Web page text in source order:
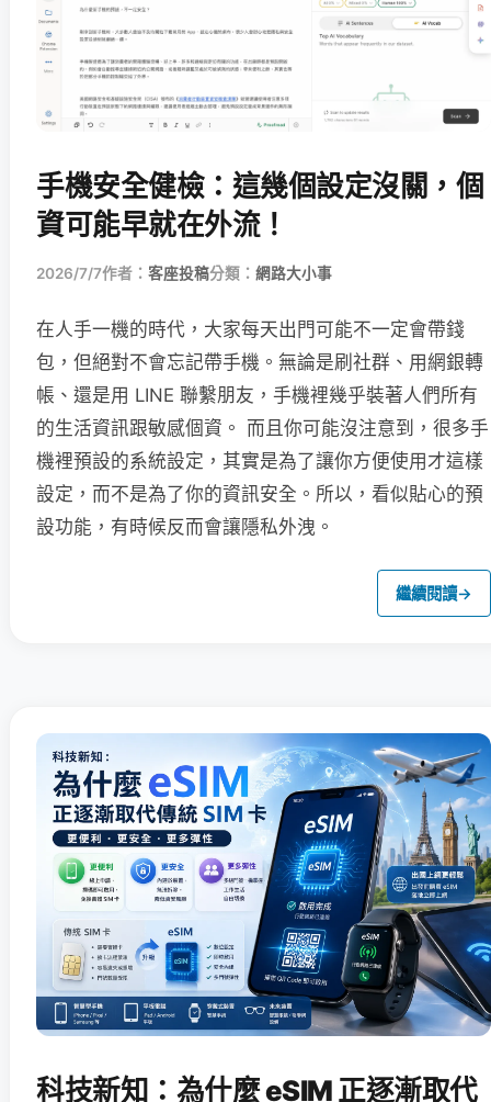
手機安全健檢：這幾個設定沒關，個
資可能早就在外流！
2026/7/7作者： 客座投稿分類： 網路大小事
在人手一機的時代，大家每天出門可能不一定會帶錢
包，但絕對不會忘記帶手機。無論是刷社群、用網銀轉
帳、還是用 LINE 聯繫朋友，手機裡幾乎裝著人們所有
的生活資訊跟敏感個資。 而且你可能沒注意到，很多手
機裡預設的系統設定，其實是為了讓你方便使用才這樣
設定，而不是為了你的資訊安全。所以，看似貼心的預
設功能，有時候反而會讓隱私外洩。
繼續閱讀→
科技新知：為什麼 eSIM 正逐漸取代